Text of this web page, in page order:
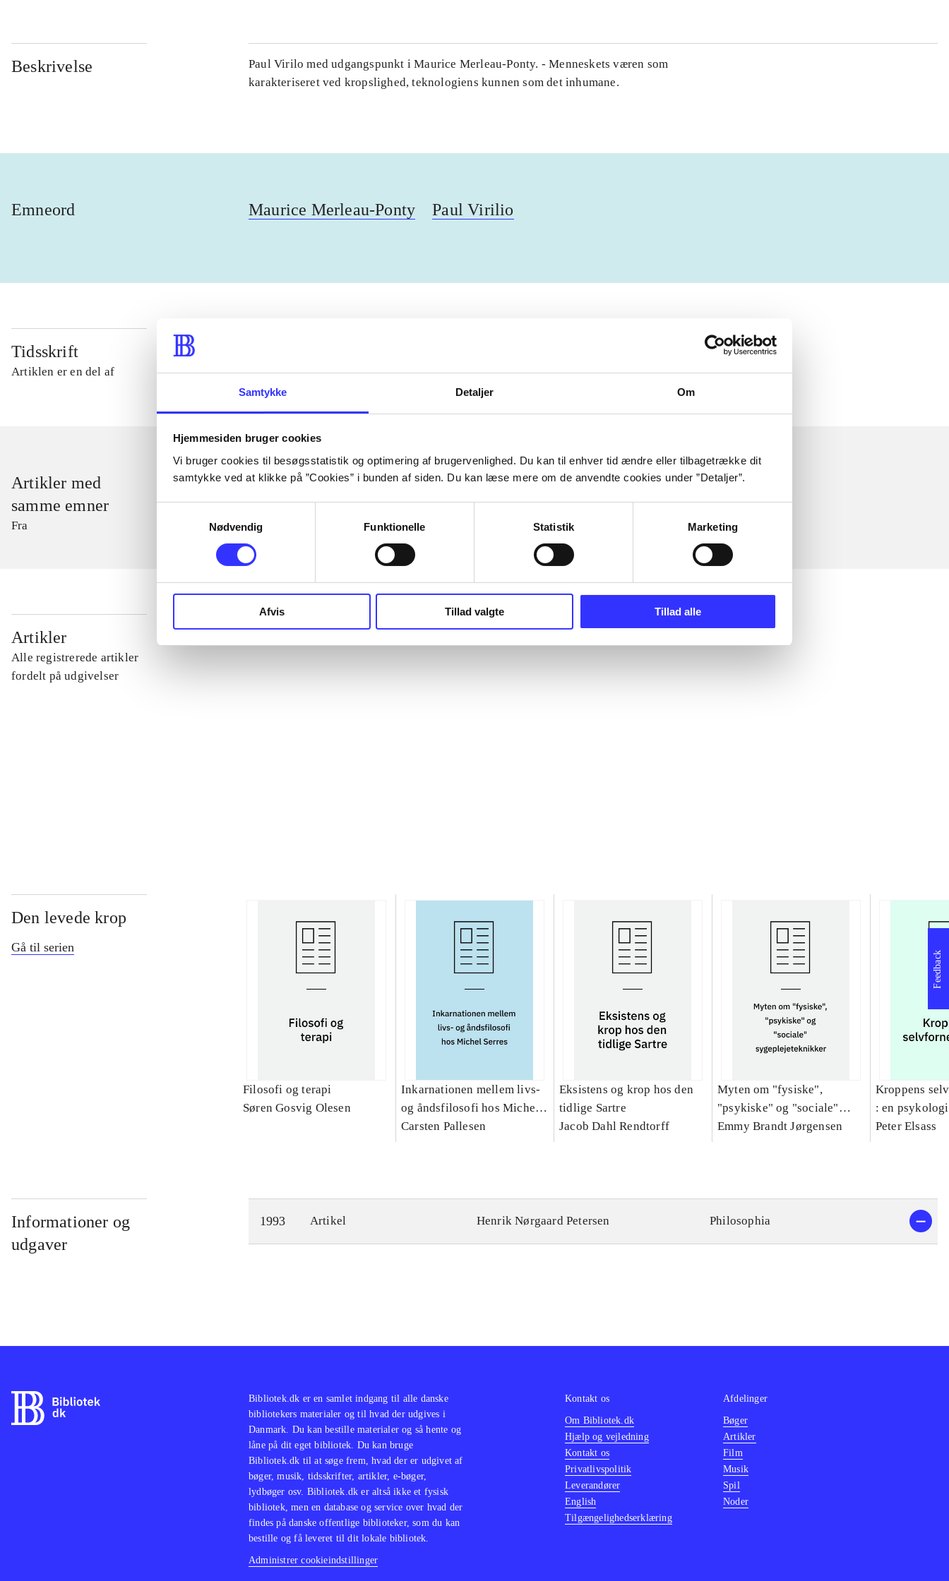
Samtykke Detaljer Om
Hjemmesiden bruger cookies
Vi bruger cookies til besøgsstatistik og optimering af brugervenlighed. Du kan til enhver tid ændre eller tilbagetrække dit
samtykke ved at klikke på ”Cookies” i bunden af siden. Du kan læse mere om de anvendte cookies under ”Detaljer”.
Nødvendig
Funktionelle Statistik Marketing
Afvis Tillad valgte Tillad alle
Beskrivelse
Paul Virilo med udgangspunkt i Maurice Merleau-Ponty. - Menneskets væren som
karakteriseret ved kropslighed, teknologiens kunnen som det inhumane.
Emneord Maurice Merleau-Ponty Paul Virilio
Tidsskrift
Artiklen er en del af
Artikler med
samme emner
Fra
Artikler
Alle registrerede artikler
fordelt på udgivelser
...
Den levede krop
Gå til serien
Filosofi og terapi
Søren Gosvig Olesen
Inkarnationen mellem livs-
og åndsfilosofi hos Michel
Serres : et teologisk bidrag
Carsten Pallesen
Eksistens og krop hos den
tidlige Sartre
Jacob Dahl Rendtorff
Myten om "fysiske",
"psykiske" og "sociale"
sygeplejeteknikker
Emmy Brandt Jørgensen
Kroppens
: en
Peter Elsass
Informationer og
udgaver
1993 Artikel Henrik Nørgaard Petersen Philosophia
Feedback
Bibliotek.dk er en samlet indgang til alle danske
bibliotekers materialer og til hvad der udgives i
Danmark. Du kan bestille materialer og så hente og
låne på dit eget bibliotek. Du kan bruge
Bibliotek.dk til at søge frem, hvad der er udgivet af
bøger, musik, tidsskrifter, artikler, e-bøger,
lydbøger osv. Bibliotek.dk er altså ikke et fysisk
bibliotek, men en database og service over hvad der
findes på danske offentlige biblioteker, som du kan
bestille og få leveret til dit lokale bibliotek.
Administrer cookieindstillinger
Kontakt os
Om Bibliotek.dk
Hjælp og vejledning
Kontakt os
Privatlivspolitik
Leverandører
English
Tilgængelighedserklæring
Afdelinger
Bøger
Artikler
Film
Musik
Spil
Noder